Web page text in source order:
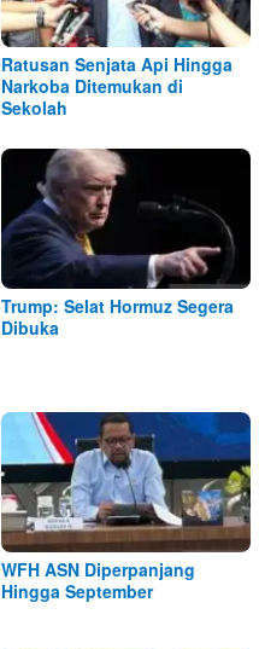
Ratusan Senjata Api Hingga
Narkoba Ditemukan di
Sekolah
Trump: Selat Hormuz Segera
Dibuka
WFH ASN Diperpanjang
Hingga September